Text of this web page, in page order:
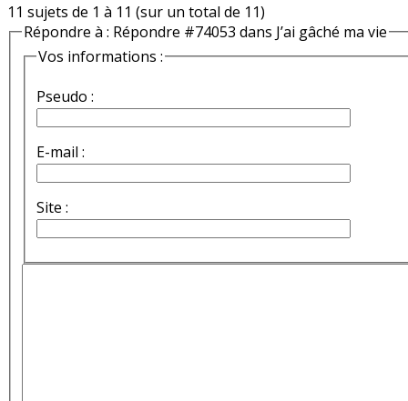
11 sujets de 1 à 11 (sur un total de 11)
Répondre à : Répondre #74053 dans J’ai gâché ma vie
Vos informations :
Pseudo :
E-mail :
Site :